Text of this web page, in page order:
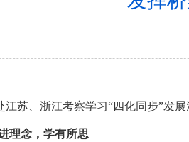
江苏、浙江考察学习“四化同步”发
理念，学有所思